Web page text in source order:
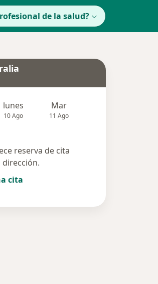
de la salud?
lunes
10 Ago
Mar
11 Ago
reserva de cita
dirección.
cita